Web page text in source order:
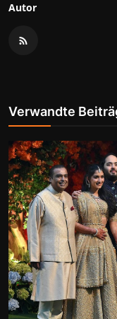
Autor
Verwandte